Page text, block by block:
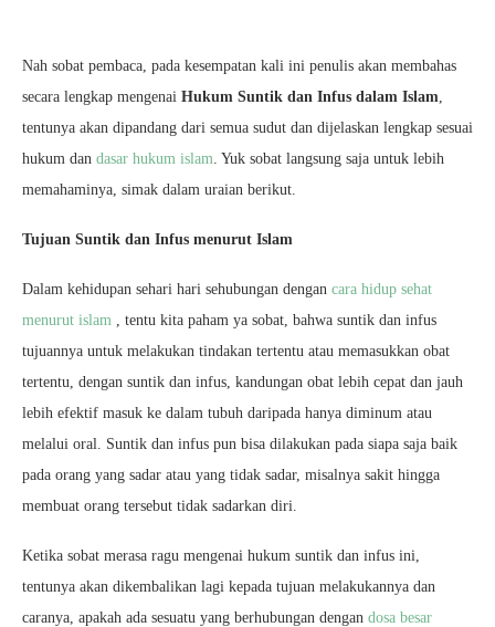
Nah sobat pembaca, pada kesempatan kali ini penulis akan membahas
secara lengkap mengenai Hukum Suntik dan Infus dalam Islam,
tentunya akan dipandang dari semua sudut dan dijelaskan lengkap sesuai
hukum dan dasar hukum islam. Yuk sobat langsung saja untuk lebih
memahaminya, simak dalam uraian berikut.
Tujuan Suntik dan Infus menurut Islam
Dalam kehidupan sehari hari sehubungan dengan cara hidup sehat
menurut islam , tentu kita paham ya sobat, bahwa suntik dan infus
tujuannya untuk melakukan tindakan tertentu atau memasukkan obat
tertentu, dengan suntik dan infus, kandungan obat lebih cepat dan jauh
lebih efektif masuk ke dalam tubuh daripada hanya diminum atau
melalui oral. Suntik dan infus pun bisa dilakukan pada siapa saja baik
pada orang yang sadar atau yang tidak sadar, misalnya sakit hingga
membuat orang tersebut tidak sadarkan diri.
Ketika sobat merasa ragu mengenai hukum suntik dan infus ini,
tentunya akan dikembalikan lagi kepada tujuan melakukannya dan
caranya, apakah ada sesuatu yang berhubungan dengan dosa besar